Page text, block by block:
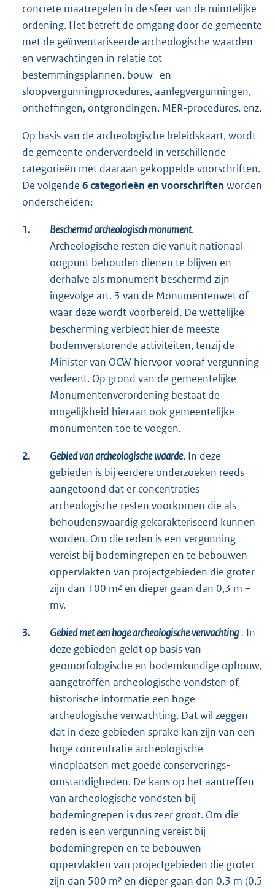
concrete maatregelen in de sfeer van de ruimtelijke
ordening. Het betreft de omgang door de gemeente
met de geïnventariseerde archeologische waarden
en verwachtingen in relatie tot
bestemmingsplannen, bouw- en
sloopvergunningprocedures, aanlegvergunningen,
ontheffingen, ontgrondingen, MER-procedures, enz.
Op basis van de archeologische beleidskaart, wordt
de gemeente onderverdeeld in verschillende
categorieën met daaraan gekoppelde voorschriften.
De volgende 6 categorieën en voorschriften worden
onderscheiden:
1. Beschermd archeologisch monument.
Archeologische resten die vanuit nationaal
oogpunt behouden dienen te blijven en
derhalve als monument beschermd zijn
ingevolge art. 3 van de Monumentenwet of
waar deze wordt voorbereid. De wettelijke
bescherming verbiedt hier de meeste
bodemverstorende activiteiten, tenzij de
Minister van OCW hiervoor vooraf vergunning
verleent. Op grond van de gemeentelijke
Monumentenverordening bestaat de
mogelijkheid hieraan ook gemeentelijke
monumenten toe te voegen.
2. Gebied van archeologische waarde. In deze
gebieden is bij eerdere onderzoeken reeds
aangetoond dat er concentraties
archeologische resten voorkomen die als
behoudenswaardig gekarakteriseerd kunnen
worden. Om die reden is een vergunning
vereist bij bodemingrepen en te bebouwen
oppervlakten van projectgebieden die groter
zijn dan 100 m² en dieper gaan dan 0,3 m –
mv.
3. Gebied met een hoge archeologische verwachting. In
deze gebieden geldt op basis van
geomorfologische en bodemkundige opbouw,
aangetroffen archeologische vondsten of
historische informatie een hoge
archeologische verwachting. Dat wil zeggen
dat in deze gebieden sprake kan zijn van een
hoge concentratie archeologische
vindplaatsen met goede conserverings-
omstandigheden. De kans op het aantreffen
van archeologische vondsten bij
bodemingrepen is dus zeer groot. Om die
reden is een vergunning vereist bij
bodemingrepen en te bebouwen
oppervlakten van projectgebieden die groter
zijn dan 500 m² en dieper gaan dan 0,3 m (0,5